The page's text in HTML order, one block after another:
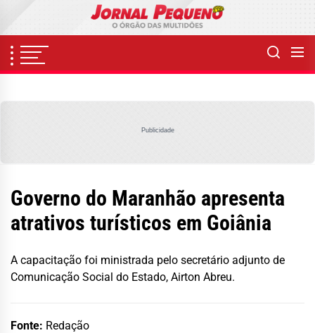
content
Publicidade
Governo do Maranhão apresenta
atrativos turísticos em Goiânia
A capacitação foi ministrada pelo secretário adjunto de
Comunicação Social do Estado, Airton Abreu.
Fonte: Redação